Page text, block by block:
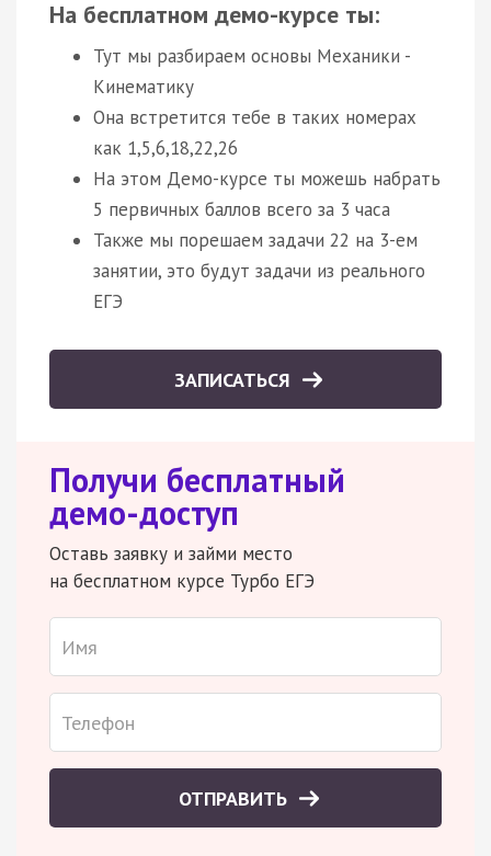
На бесплатном демо-курсе ты:
Тут мы разбираем основы Механики -
Кинематику
Она встретится тебе в таких номерах
как 1,5,6,18,22,26
На этом Демо-курсе ты можешь набрать
5 первичных баллов всего за 3 часа
Также мы порешаем задачи 22 на 3-ем
занятии, это будут задачи из реального
ЕГЭ
ЗАПИСАТЬСЯ
Получи бесплатный
демо-доступ
Оставь заявку и займи место
на бесплатном курсе Турбо ЕГЭ
ОТПРАВИТЬ